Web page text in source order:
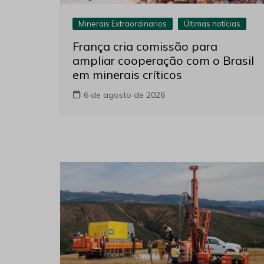
Minerais Extraordinarios Últimas notícias
França cria comissão para
ampliar cooperação com o Brasil
em minerais críticos
6 de agosto de 2026